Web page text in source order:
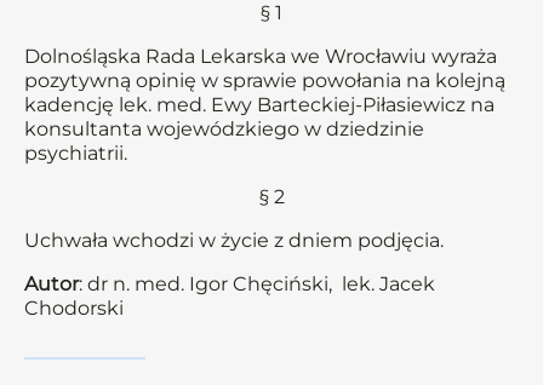
§ 1
Dolnośląska Rada Lekarska we Wrocławiu wyraża
pozytywną opinię w sprawie powołania na kolejną
kadencję lek. med. Ewy Barteckiej-Piłasiewicz na
konsultanta wojewódzkiego w dziedzinie
psychiatrii.
§ 2
Uchwała wchodzi w życie z dniem podjęcia.
Autor: dr n. med. Igor Chęciński, lek. Jacek
Chodorski